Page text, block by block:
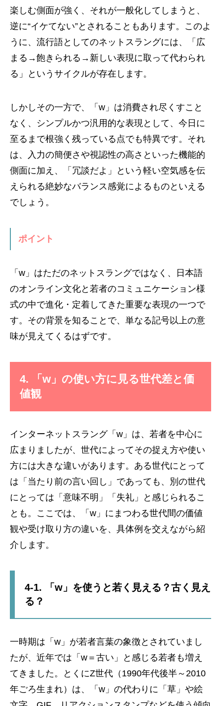
楽しむ側面が強く、それが一般化してしまうと、
逆に“イケてない”とされることもあります。このよ
うに、流行語としてのネットスラングには、「広
まる→飽きられる→新しい表現に取って代わられ
る」というサイクルが存在します。
しかしその一方で、「w」は消費され尽くすこと
なく、シンプルかつ汎用的な表現として、今日に
至るまで根強く残っている点でも特異です。それ
は、入力の簡便さや視認性の高さといった機能的
側面に加え、「冗談だよ」という軽い空気感を伝
えられる絶妙なバランス感覚によるものといえる
でしょう。
ポイント
「w」はただのネットスラングではなく、日本語
のオンライン文化と若者のコミュニケーション様
式の中で進化・定着してきた重要な表現の一つで
す。その背景を知ることで、単なる記号以上の意
味が見えてくるはずです。
4. 「w」の使い方に見る世代差と価
値観
インターネットスラング「w」は、若者を中心に
広まりましたが、世代によってその捉え方や使い
方には大きな違いがあります。ある世代にとって
は「当たり前の言い回し」であっても、別の世代
にとっては「意味不明」「失礼」と感じられるこ
とも。ここでは、「w」にまつわる世代間の価値
観や受け取り方の違いを、具体例を交えながら紹
介します。
4-1. 「w」を使うと若く見える？古く見え
る？
一時期は「w」が若者言葉の象徴とされていまし
たが、近年では「w＝古い」と感じる若者も増え
てきました。とくにZ世代（1990年代後半～2010
年ごろ生まれ）は、「w」の代わりに「草」や絵